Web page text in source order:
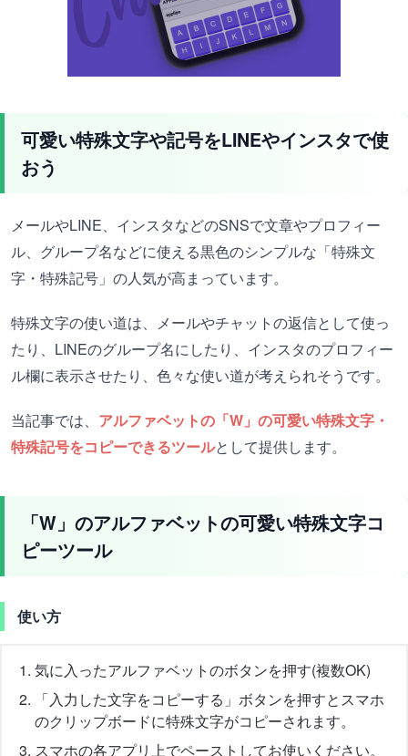
可愛い特殊文字や記号をLINEやインスタで使
おう
メールやLINE、インスタなどのSNSで文章やプロフィー
ル、グループ名などに使える黒色のシンプルな「特殊文
字・特殊記号」の人気が高まっています。
特殊文字の使い道は、メールやチャットの返信として使っ
たり、LINEのグループ名にしたり、インスタのプロフィー
ル欄に表示させたり、色々な使い道が考えられそうです。
当記事では、 アルファベットの「W」の可愛い特殊文字・
特殊記号をコピーできるツールとして提供します。
「W」のアルファベットの可愛い特殊文字コ
ピーツール
使い方
気に入ったアルファベットのボタンを押す(複数OK)
「入力した文字をコピーする」ボタンを押すとスマホ
のクリップボードに特殊文字がコピーされます。
スマホの各アプリ上でペーストしてお使いください。